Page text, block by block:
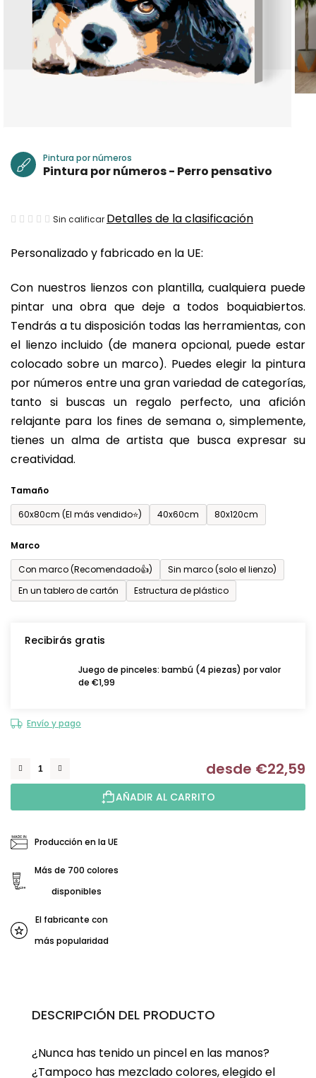
Personalizado y fabricado en la UE:
Con nuestros lienzos con plantilla, cualquiera puede
pintar una obra que deje a todos boquiabiertos.
Tendrás a tu disposición todas las herramientas, con
el lienzo incluido (de manera opcional, puede estar
colocado sobre un marco). Puedes elegir la pintura
por números entre una gran variedad de categorías,
tanto si buscas un regalo perfecto, una afición
relajante para los fines de semana o, simplemente,
tienes un alma de artista que busca expresar su
creatividad.
Tamaño
60x80cm (El más vendido⭐)
40x60cm 80x120cm
Marco
Con marco (Recomendado👍)
Sin marco (solo el lienzo)
En un tablero de cartón
Estructura de plástico
Recibirás gratis
Juego de pinceles: bambú (4 piezas) por valor
de €1,99
Envío y pago
desde €22,59
AÑADIR AL CARRITO
Producción en la UE
Más de 700 colores
disponibles
El fabricante con
más popularidad
Pintura por números
Pintura por números - Perro pensativo
La
media
producto
es
de
0,0
sobre
5
estrellas.
Sin calificar Detalles de la clasificación
DESCRIPCIÓN DEL PRODUCTO
¿Nunca has tenido un pincel en las manos?
¿Tampoco has mezclado colores, elegido el